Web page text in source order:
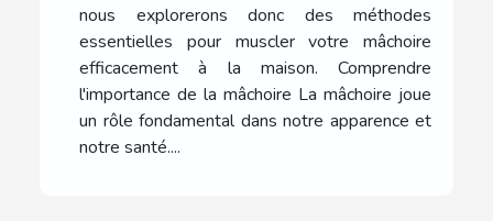
nous explorerons donc des méthodes
essentielles pour muscler votre mâchoire
efficacement à la maison. Comprendre
l'importance de la mâchoire La mâchoire joue
un rôle fondamental dans notre apparence et
notre santé....